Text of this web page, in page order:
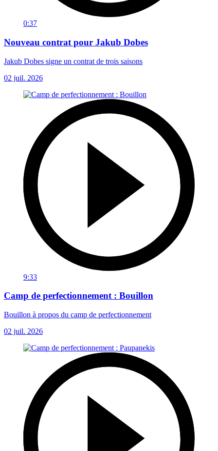
0:37
Nouveau contrat pour Jakub Dobes
Jakub Dobes signe un contrat de trois saisons
02 juil. 2026
9:33
Camp de perfectionnement : Bouillon
Bouillon à propos du camp de perfectionnement
02 juil. 2026